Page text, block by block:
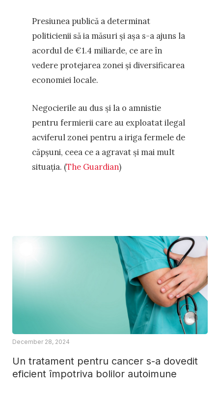
Presiunea publică a determinat
politicienii să ia măsuri și așa s-a ajuns la
acordul de €1.4 miliarde, ce are în
vedere protejarea zonei și diversificarea
economiei locale.
Negocierile au dus și la o amnistie
pentru fermierii care au exploatat ilegal
acviferul zonei pentru a iriga fermele de
căpșuni, ceea ce a agravat și mai mult
situația. (The Guardian)
Un tratament pentru cancer s-a dovedit
eficient împotriva bolilor autoimune
December 28, 2024